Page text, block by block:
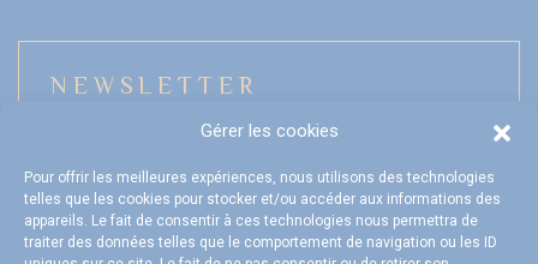
Gérer les cookies
Pour offrir les meilleures expériences, nous utilisons des technologies
telles que les cookies pour stocker et/ou accéder aux informations des
appareils. Le fait de consentir à ces technologies nous permettra de
traiter des données telles que le comportement de navigation ou les ID
NEWSLETTER
Mon compte